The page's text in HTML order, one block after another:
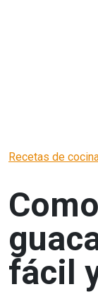
Recetas de
fácil